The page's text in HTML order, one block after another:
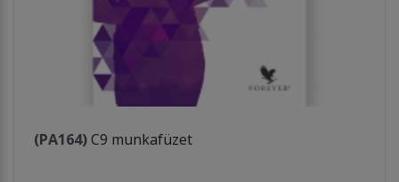
(PA164)C9 munkafüzet